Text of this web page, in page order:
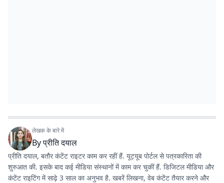
लेखक के बारे में
Byप्रीति दयाल
प्रीति दयाल, बतौर कंटेंट राइटर काम कर रहीं हैं. यूट्यूब पोर्टल से पत्रकारिता की
शुरुआत की. इसके बाद कई मीडिया संस्थानों में काम कर चुकीं हैं. डिजिटल मीडिया और
कंटेंट राइटिंग में साढ़े 3 साल का अनुभव है. खबरें लिखना, वेब कंटेंट तैयार करने और